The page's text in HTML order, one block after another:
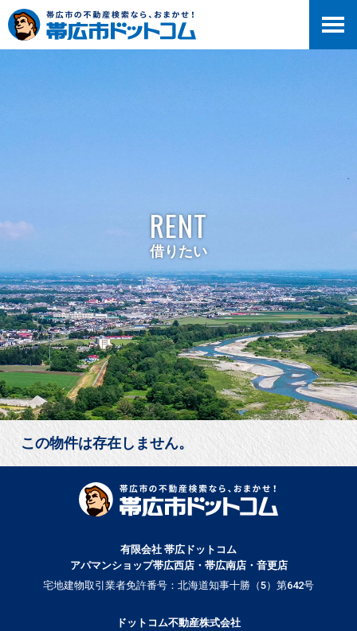
RENT
借りたい
この物件は存在しません。
有限会社 帯広ドットコム
アパマンショップ帯広西店・帯広南店・音更店
宅地建物取引業者免許番号：北海道知事十勝（5）第642号
ドットコム不動産株式会社